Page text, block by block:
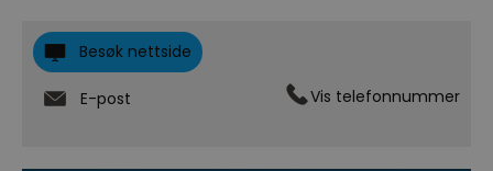
Besøk nettside
E-post Vis telefonnummer